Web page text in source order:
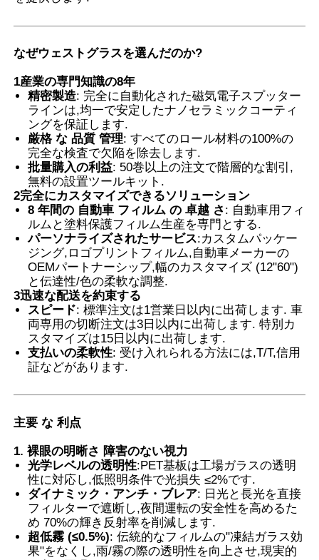
品質管理
お問い合わせ
ニュース
すべての場合
見積依頼
車のペンキの保護フィルム
スマートPDLCフィルム
クリアナノセラミックティント
調光フィルム
自動車 窓 染料
スマート pdlc ガラス
PNLCフィルム
合わせガラスPVB中間膜
なぜウェストグラスを選んだのか?
1産業の専門知識の8年
精密製造: 完全に自動化された磁気電子スプッター
ラインは,均一で安定したナノセラミックコーティ
ングを保証します.
厳格 な 品質 管理: すべてのロール材料の100%の
完全な検査で欠陥を除去します.
批量購入の利益: 50巻以上の注文で階層的な割引,
無料の設置ツールキット.
2完全にカスタマイズできるソリューション
8 年間の 自動車 フィルム の 卓越 さ: 自動車用フィ
ルムと塗料保護フィルム生産を専門とする.
パーソナライズされたサービス:カスタムパッケー
ジング,ロゴプリントフィルム,自動車メーカーの
OEMパートナーシップ,幅のカスタマイズ (12"60")
と伝達性/色の柔軟な調整.
3迅速な配送を約束する
スピード: 標準注文は1営業日以内に出荷します. 車
両専用の切断注文は3日以内に出荷します. 特別カ
スタマイズは15日以内に出荷します.
支払いの柔軟性: 受け入れられる方法には,T/T,信用
証などがあります.
主要 な 利点
1. 裸眼の明晰さ 障害のない視力
光学レベルの透明性:PET基板は工場ガラスの透明
性に対応し,低照明条件で光損失 ≤2%です.
ダイナミック・アンチ・ブレア: 日光と長光を直接
フィルターで遮断し,夜間運転の安全性を高めるた
め 70%の輝き反射率を削減します.
超低霧 (≤0.5%): 伝統的なフィルムの"凍結ガラス効
果"をなくし,雨/霧の際の透明性を向上させ,現実的